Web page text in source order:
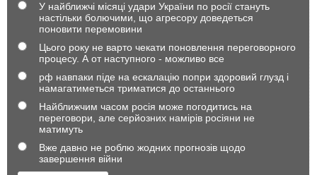
У найближчі місяці удари України по росії стануть
настільки болючими, що агресору доведеться
поновити перемовини
Цього року не варто чекати поновлення переговорного
процесу. А от наступного - можливо все
рф навпаки піде на ескалацію попри здоровий глузд і
намагатиметься триматися до останнього
Найближчим часом росія може погодитись на
переговори, але серйозних намірів росіяни не
матимуть
Вже давно не роблю жодних прогнозів щодо
завершення війни